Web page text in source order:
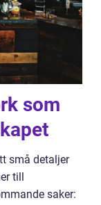
som
små detaljer
till
saker: